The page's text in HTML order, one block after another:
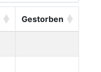
Gestorben